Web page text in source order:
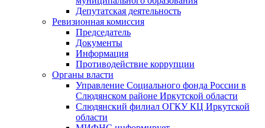
Депутатская деятельность
Ревизионная комиссия
Председатель
Документы
Информация
Противодействие коррупции
Органы власти
Управление Социального фонда России в
Слюдянском районе Иркутской области
Слюдянский филиал ОГКУ КЦ Иркутской
области